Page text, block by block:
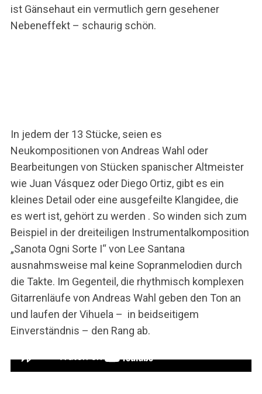
ist Gänsehaut ein vermutlich gern gesehener
Nebeneffekt – schaurig schön.
In jedem der 13 Stücke, seien es
Neukompositionen von Andreas Wahl oder
Bearbeitungen von Stücken spanischer Altmeister
wie Juan Vásquez oder Diego Ortiz, gibt es ein
kleines Detail oder eine ausgefeilte Klangidee, die
es wert ist, gehört zu werden . So winden sich zum
Beispiel in der dreiteiligen Instrumentalkomposition
„Sanota Ogni Sorte I“ von Lee Santana
ausnahmsweise mal keine Sopranmelodien durch
die Takte. Im Gegenteil, die rhythmisch komplexen
Gitarrenläufe von Andreas Wahl geben den Ton an
und laufen der Vihuela – in beidseitigem
Einverständnis – den Rang ab.
h
f
o
: